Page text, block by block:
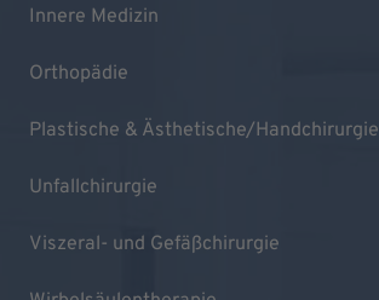
Innere Medizin
Orthopädie
Plastische & Ästhetische/Handchirurgie
Unfallchirurgie
Viszeral- und Gefäßchirurgie